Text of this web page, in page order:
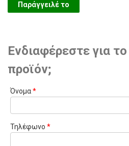
Παράγγειλέ το
Ενδιαφέρεστε για
προϊόν;
Όνομα*
Τηλέφωνο *